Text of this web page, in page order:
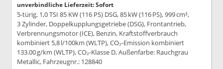
unverbindliche Lieferzeit: Sofort
5-türig, 1,0 TSI 85 KW (116 PS) DSG, 85 kW (116 PS), 999 cm³,
3 Zylinder, Doppelkupplungsgetriebe (DSG), Frontantrieb,
Verbrennungsmotor (ICE), Benzin, Kraftstoffverbrauch
kombiniert 5,8 l/100km (WLTP), CO₂-Emission kombiniert
133.00 g/km (WLTP), CO₂-Klasse D, Außenfarbe: Rauchgrau
Metallic, Fahrzeugnr.: 128840